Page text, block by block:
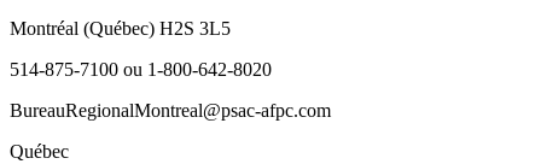
Montréal (Québec) H2S 3L5
514-875-7100 ou 1-800-642-8020
BureauRegionalMontreal@psac-afpc.com
Québec